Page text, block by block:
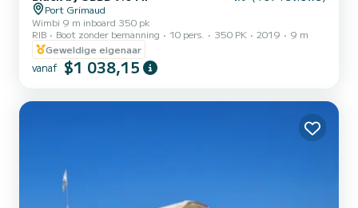
Port Grimaud
Wimbi 9 m inboard 350 pk
RIB
Boot zonder bemanning 10 pers. 350 PK 2019
9 m
Geweldige eigenaar
vanaf $1 038,15